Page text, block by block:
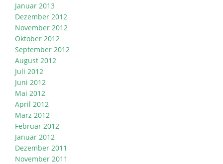
Januar 2013
Dezember 2012
November 2012
Oktober 2012
September 2012
August 2012
Juli 2012
Juni 2012
Mai 2012
April 2012
März 2012
Februar 2012
Januar 2012
Dezember 2011
November 2011